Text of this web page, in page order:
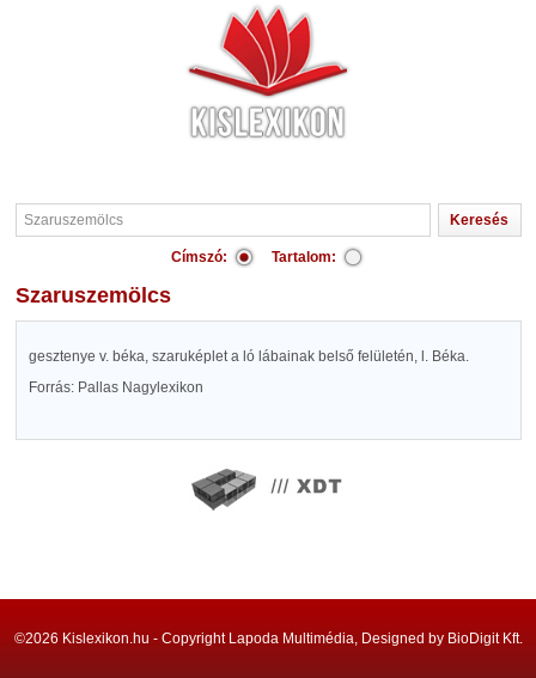
Címszó: Tartalom:
Szaruszemölcs
gesztenye v. béka, szaruképlet a ló lábainak belső felületén, l. Béka.
Forrás: Pallas Nagylexikon
©2026 Kislexikon.hu - Copyright Lapoda Multimédia, Designed by BioDigit Kft.